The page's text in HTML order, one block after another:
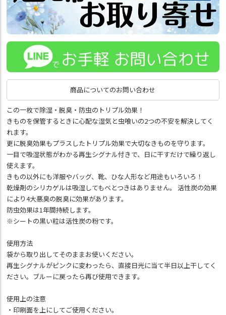
商品についてのお問い合わせ
この一枚で除湿・脱臭・防虫のトリプル効果！
きものを保管するときに心配な湿気と虫喰いの2つの不安を解決してく
れます。
更に脱臭効果もプラスしたトリプル効果で大切なきものを守ります。
一目で吸湿状態がわかる再生シグナル付きで、日に干すだけで繰り返し
使えます。
きもの以外にも洋服やバッグ、靴、ひな人形など用途もいろいろ！
乾燥剤のシリカゲルは吸湿してもべとつきはありません。 活性炭の効果
により4大悪臭の脱臭に効果があります。
防虫効果は1年間持続します。
※シートの黒い粒は活性炭の粉です。
使用方法
袋から取り出してそのままお使いください。
再生シグナルがピンクに変わったら、直接日光に当て半日以上干してく
ださい。ブルーに戻ったら再び使用できます。
使用上の注意
・印刷面を上にしてご使用ください。